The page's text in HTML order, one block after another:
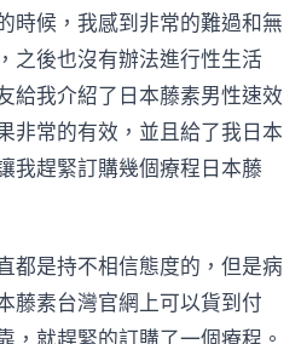
時候，我感到非常的難過和無
之後也沒有辦法進行性生活
給我介紹了日本藤素男性速效
非常的有效，並且給了我日本
我趕緊訂購幾個療程日本藤
都是持不相信態度的，但是病
藤素台灣官網上可以貨到付